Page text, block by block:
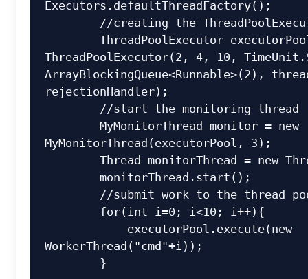
Executors.defaultThreadFactory();
ThreadPoolExecutor(2, 4, 10,
ArrayBlockingQueue<Runnable>(2),
rejectionHandler);
MyMonitorThread(executorPool, 3);
WorkerThread("cmd"+i));